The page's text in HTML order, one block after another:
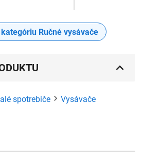
kategóriu Ručné vysávače
spotrebiče
Vysávače